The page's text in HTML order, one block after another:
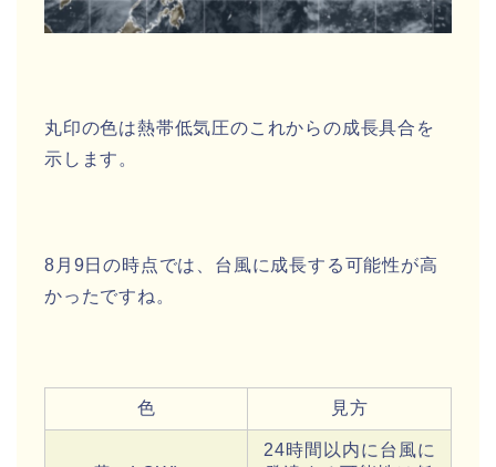
丸印の色は熱帯低気圧のこれからの成長具合を
示します。
8月9日の時点では、台風に成長する可能性が高
かったですね。
色 見方
24時間以内に台風に